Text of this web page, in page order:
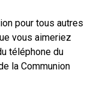
pour tous autres
vous aimeriez
téléphone du
la Communion